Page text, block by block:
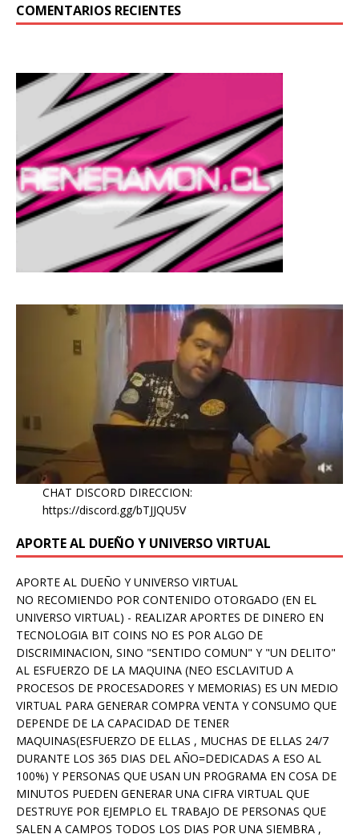
COMENTARIOS RECIENTES
CHAT DISCORD DIRECCION:
https://discord.gg/bTJJQU5V
APORTE AL DUEÑO Y UNIVERSO VIRTUAL
APORTE AL DUEÑO Y UNIVERSO VIRTUAL
NO RECOMIENDO POR CONTENIDO OTORGADO (EN EL
UNIVERSO VIRTUAL) - REALIZAR APORTES DE DINERO EN
TECNOLOGIA BIT COINS NO ES POR ALGO DE
DISCRIMINACION, SINO "SENTIDO COMUN" Y "UN DELITO"
AL ESFUERZO DE LA MAQUINA (NEO ESCLAVITUD A
PROCESOS DE PROCESADORES Y MEMORIAS) ES UN MEDIO
VIRTUAL PARA GENERAR COMPRA VENTA Y CONSUMO QUE
DEPENDE DE LA CAPACIDAD DE TENER
MAQUINAS(ESFUERZO DE ELLAS , MUCHAS DE ELLAS 24/7
DURANTE LOS 365 DIAS DEL AÑO=DEDICADAS A ESO AL
100%) Y PERSONAS QUE USAN UN PROGRAMA EN COSA DE
MINUTOS PUEDEN GENERAR UNA CIFRA VIRTUAL QUE
DESTRUYE POR EJEMPLO EL TRABAJO DE PERSONAS QUE
SALEN A CAMPOS TODOS LOS DIAS POR UNA SIEMBRA ,